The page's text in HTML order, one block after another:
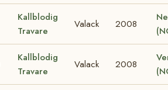
Kallblodig
Travare
Valack 2008
Kallblodig
Travare
Valack 2008